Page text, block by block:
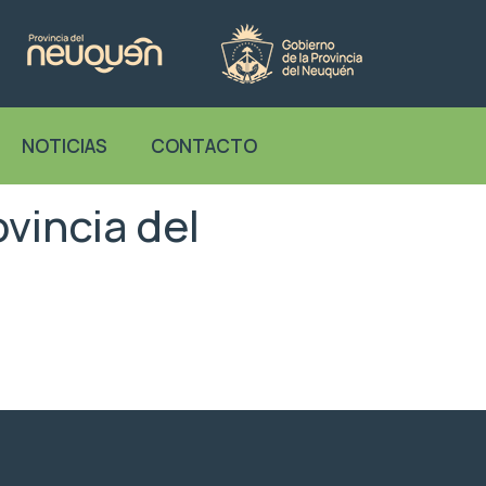
NOTICIAS CONTACTO
del